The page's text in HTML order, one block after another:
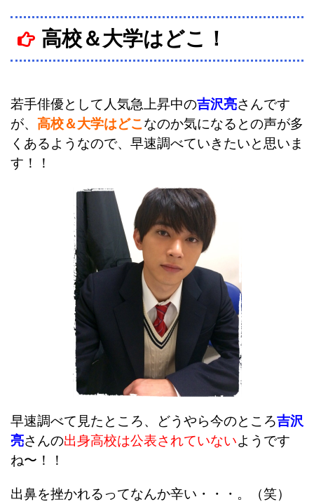
高校＆大学はどこ！
若手俳優として人気急上昇中の吉沢亮さんです
が、 高校＆大学はどこなのか気になるとの声が多
くあるようなので、早速調べていきたいと思いま
す！！
早速調べて見たところ、どうやら今のところ吉沢
亮さんの出身高校は公表されていないようです
ね〜！！
出鼻を挫かれるってなんか辛い・・・。 （笑）